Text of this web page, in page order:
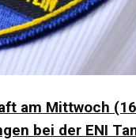
am Mittwoch
bei der ENI